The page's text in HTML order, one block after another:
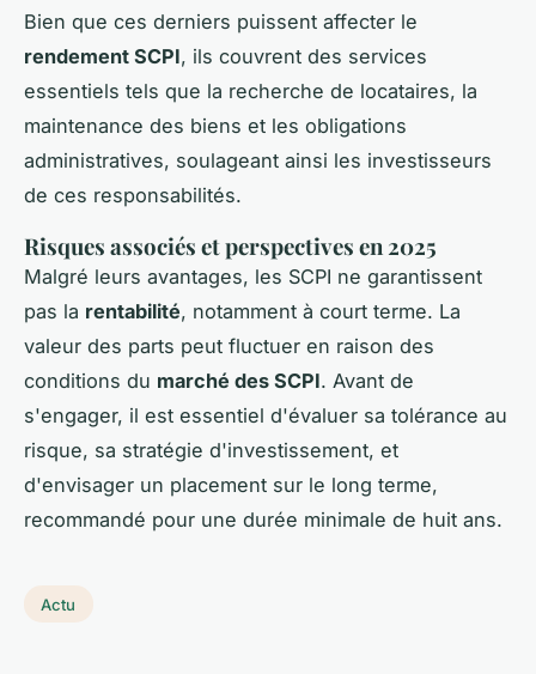
Bien que ces derniers puissent affecter le
rendement SCPI, ils couvrent des services
essentiels tels que la recherche de locataires, la
maintenance des biens et les obligations
administratives, soulageant ainsi les investisseurs
de ces responsabilités.
Risques associés et perspectives en 2025
Malgré leurs avantages, les SCPI ne garantissent
pas la rentabilité, notamment à court terme. La
valeur des parts peut fluctuer en raison des
conditions du marché des SCPI. Avant de
s'engager, il est essentiel d'évaluer sa tolérance au
risque, sa stratégie d'investissement, et
d'envisager un placement sur le long terme,
recommandé pour une durée minimale de huit ans.
Actu